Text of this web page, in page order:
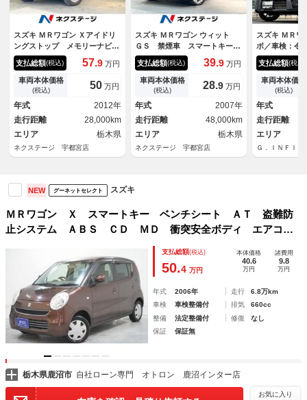
スズキ ＭＲワゴン Ｘアイドリ
ングストップ メモリーナビ
オートエアコン Ｂｌｕｅｔｏ
ｏｔｈ ＣＤ ＤＶＤ再生 フ
ルセグ アイドリングストップ
支払総額(税込) 57.9 万円
車両本体価格
(税込) 50 万円
年式
2012年
走行距離
28,000km
エリア
栃木県
ネクステージ 宇都宮店
スズキ ＭＲワゴン ウィット
ＧＳ 禁煙車 スマートキー
純正１４インチアルミ ＣＤオ
ーディオ
支払総額(税込) 39.9 万円
車両本体価格
(税込) 28.9 万円
年式
2007年
走行距離
48,000km
エリア
栃木県
ネクステージ 宇都宮店
スズキ ＭＲ
ボ／車検：令
行距離：５１
ナビ／Ｂｌｕ
ンセグ／純正
ステアリング
ン／スマート
ト／タイミン
支払総額(税込)
車両本体価格
(税込)
年式
走行距離
エリア
Ｇ．ＩＮＦＩ
NEW グーネットセレクト スズキ
ＭＲワゴン Ｘ スマートキー ベンチシート ＡＴ 盗難防
止システム ＡＢＳ ＣＤ ＭＤ 衝突安全ボディ エアコ
ン パワーステアリング パワーウィンドウ
支払総額(税込)
50.4 万円
本体価格
40.6
万円
諸費用
9.8
万円
年式 2006年 走行
6.8万km
車検
車検整備付 排気
660cc
整備
法定整備付 修復
なし
保証
保証無
栃木県鹿沼市 自社ローン専門 オトロン 鹿沼インター店
お気に入り